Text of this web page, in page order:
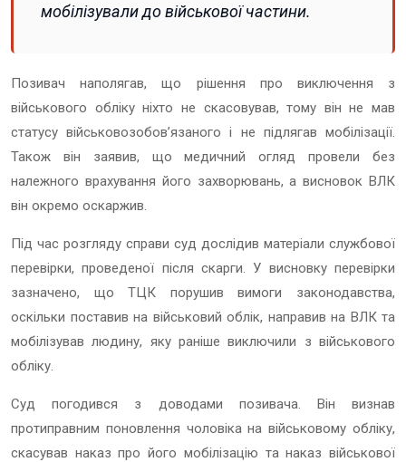
мобілізували до військової частини.
Позивач наполягав, що рішення про виключення з
військового обліку ніхто не скасовував, тому він не мав
статусу військовозобовʼязаного і не підлягав мобілізації.
Також він заявив, що медичний огляд провели без
належного врахування його захворювань, а висновок ВЛК
він окремо оскаржив.
Під час розгляду справи суд дослідив матеріали службової
перевірки, проведеної після скарги. У висновку перевірки
зазначено, що ТЦК порушив вимоги законодавства,
оскільки поставив на військовий облік, направив на ВЛК та
мобілізував людину, яку раніше виключили з військового
обліку.
Суд погодився з доводами позивача. Він визнав
протиправним поновлення чоловіка на військовому обліку,
скасував наказ про його мобілізацію та наказ військової